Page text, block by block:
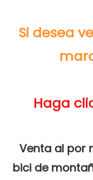
Si desea
Venta al por
bici de